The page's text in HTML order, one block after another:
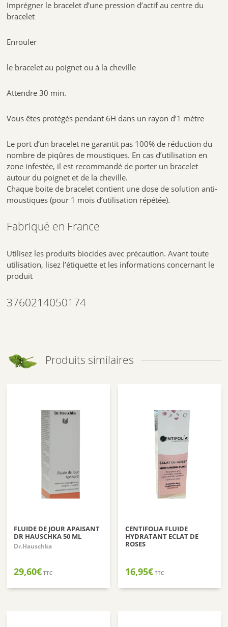
Imprégner le bracelet d’une pression d’actif au centre du
bracelet
Enrouler
le bracelet au poignet ou à la cheville
Attendre 30 min.
Vous êtes protégés pendant 6H dans un rayon d’1 mètre
Le port d’un bracelet ne garantit pas 100% de réduction du
nombre de piqûres de moustiques. En cas d’utilisation en
zone infestée, il est recommandé de porter un bracelet
autour du poignet et de la cheville.
Chaque boite de bracelet contient une dose de solution anti-
moustiques (pour 1 mois d’utilisation répétée).
Fabriqué en France
Utilisez les produits biocides avec précaution. Avant toute
utilisation, lisez l’étiquette et les informations concernant le
produit
3760214050174
Produits similaires
FLUIDE DE JOUR APAISANT
DR HAUSCHKA 50 ML
Dr.Hauschka
29,60€ TTC
CENTIFOLIA FLUIDE
HYDRATANT ECLAT DE
ROSES
16,95€ TTC